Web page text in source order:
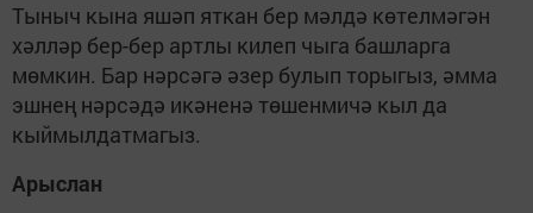
Тыныч кына яшәп яткан бер мәлдә көтелмәгән
хәлләр бер-бер артлы килеп чыга башларга
мөмкин. Бар нәрсәгә әзер булып торыгыз, әмма
эшнең нәрсәдә икәненә төшенмичә кыл да
кыймылдатмагыз.
Арыслан